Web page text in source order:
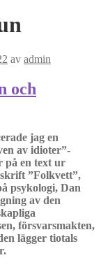
av admin
och
jag en
av idioter”-
på en text ur
”Folkvett”,
psykologi, Dan
av den
försvarsmakten,
lägger tiotals